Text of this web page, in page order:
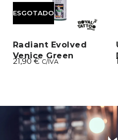
ESGOTADO
Radiant Evolved
Venice Green
21,90 € C/IVA